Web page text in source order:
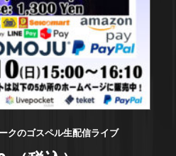
クのゴスペル生配信ライブ